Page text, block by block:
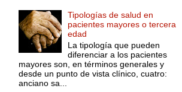
Tipologías de salud en
pacientes mayores o tercera
edad
La tipología que pueden
diferenciar a los pacientes
mayores son, en términos generales y
desde un punto de vista clínico, cuatro:
anciano sa...